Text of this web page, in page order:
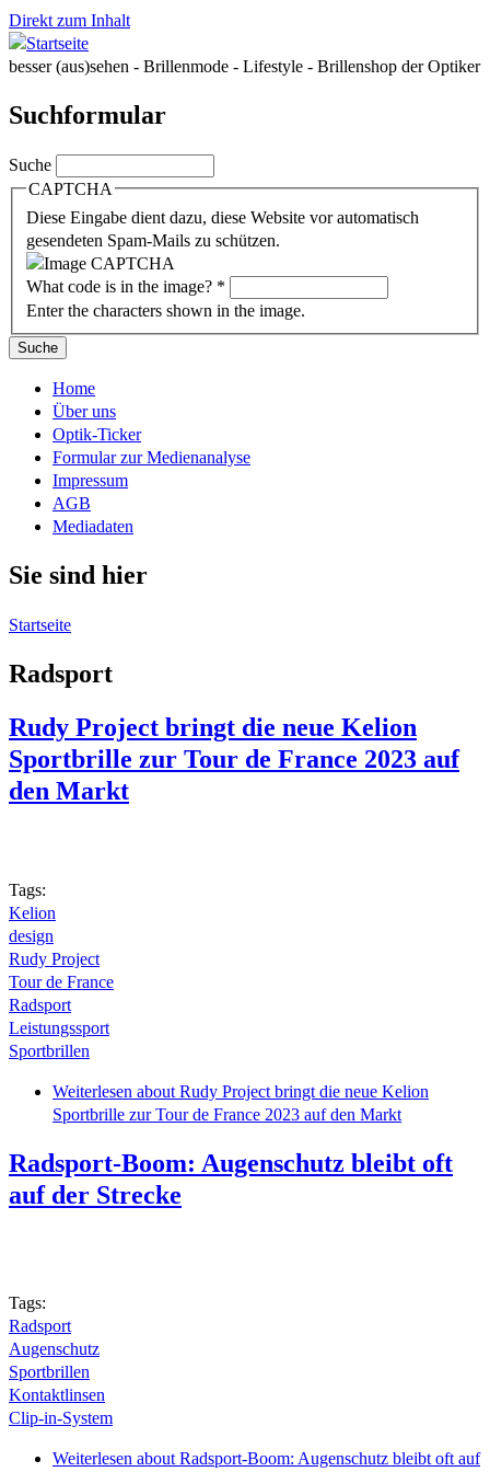
Direkt zum Inhalt
besser (aus)sehen - Brillenmode - Lifestyle - Brillenshop der Optiker
Suchformular
Suche
CAPTCHA
Diese Eingabe dient dazu, diese Website vor automatisch
gesendeten Spam-Mails zu schützen.
What code is in the image? *
Enter the characters shown in the image.
Home
Über uns
Optik-Ticker
Formular zur Medienanalyse
Impressum
AGB
Mediadaten
Sie sind hier
Startseite
Radsport
Rudy Project bringt die neue Kelion
Sportbrille zur Tour de France 2023 auf
den Markt
Tags:
Kelion
design
Rudy Project
Tour de France
Radsport
Leistungssport
Sportbrillen
Weiterlesen about Rudy Project bringt die neue Kelion
Sportbrille zur Tour de France 2023 auf den Markt
Radsport-Boom: Augenschutz bleibt oft
auf der Strecke
Tags:
Radsport
Augenschutz
Sportbrillen
Kontaktlinsen
Clip-in-System
Weiterlesen about Radsport-Boom: Augenschutz bleibt oft auf